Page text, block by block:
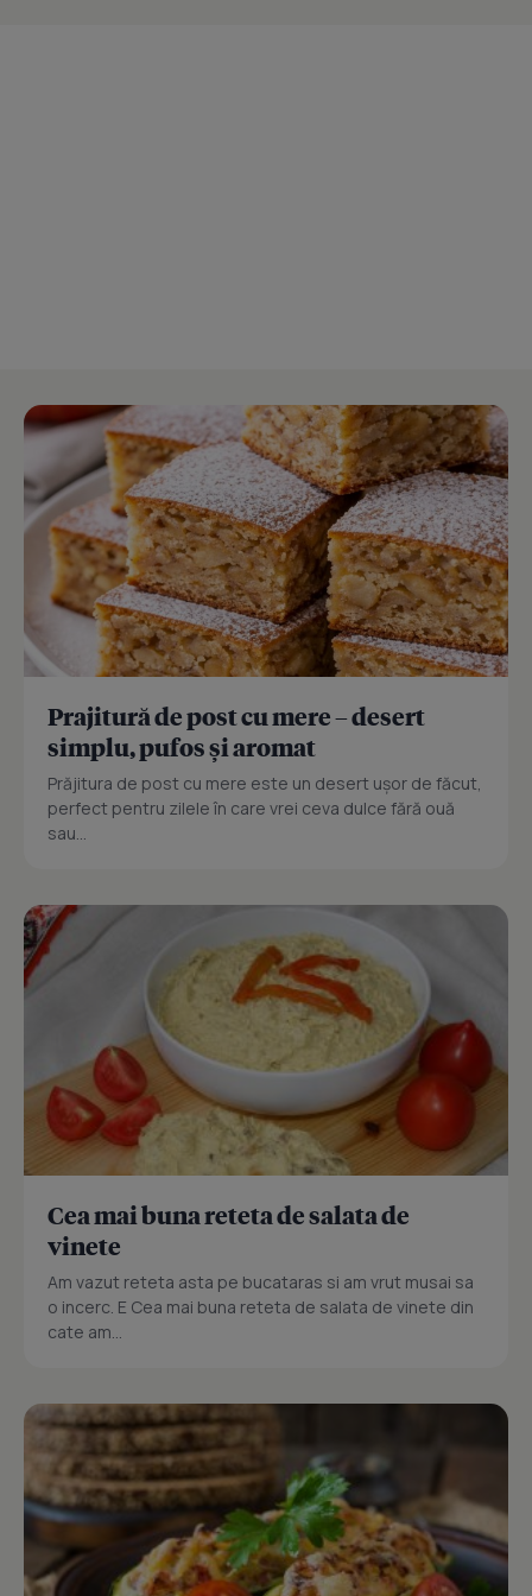
Prajitură de post cu mere – desert
simplu, pufos și aromat
Prăjitura de post cu mere este un desert ușor de făcut,
perfect pentru zilele în care vrei ceva dulce fără ouă
sau...
Cea mai buna reteta de salata de
vinete
Am vazut reteta asta pe bucataras si am vrut musai sa
o incerc. E Cea mai buna reteta de salata de vinete din
cate am...